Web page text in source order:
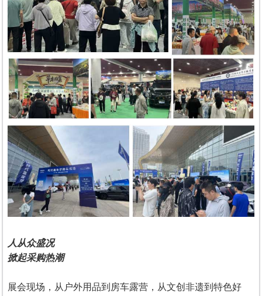
人从众盛况
掀起采购热潮
展会现场，从户外用品到房车露营，从文创非遗到特色好